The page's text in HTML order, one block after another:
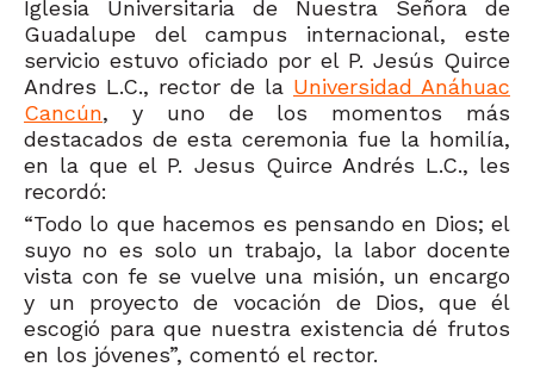
Iglesia Universitaria de Nuestra Señora de
Guadalupe del campus internacional, este
servicio estuvo oficiado por el P. Jesús Quirce
Andres L.C., rector de la Universidad Anáhuac
Cancún, y uno de los momentos más
destacados de esta ceremonia fue la homilía,
en la que el P. Jesus Quirce Andrés L.C., les
recordó:
“Todo lo que hacemos es pensando en Dios; el
suyo no es solo un trabajo, la labor docente
vista con fe se vuelve una misión, un encargo
y un proyecto de vocación de Dios, que él
escogió para que nuestra existencia dé frutos
en los jóvenes”, comentó el rector.